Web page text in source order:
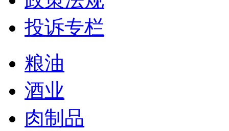
投诉专栏
粮油
酒业
肉制品